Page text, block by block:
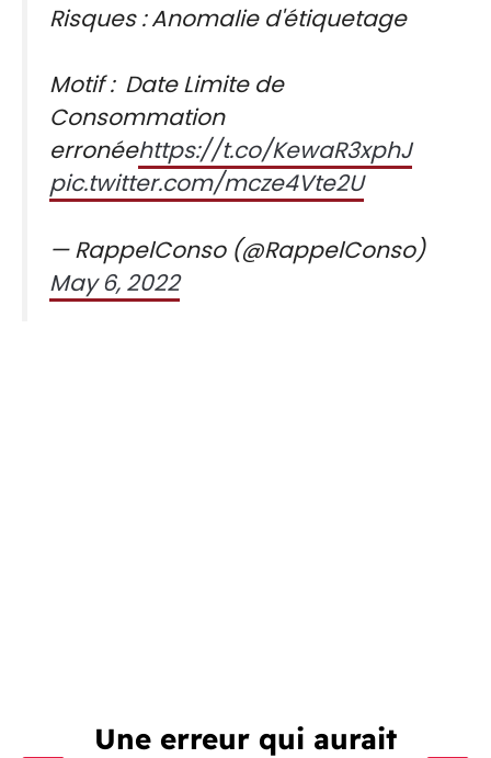
Risques : Anomalie d'étiquetage
Motif : Date Limite de
Consommation
erronéehttps://t.co/KewaR3xphJ
pic.twitter.com/mcze4Vte2U
— RappelConso (@RappelConso)
May 6, 2022
Une erreur qui aurait